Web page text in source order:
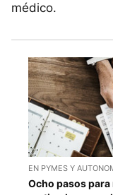
médico.
EN PYMES Y
Ocho pasos